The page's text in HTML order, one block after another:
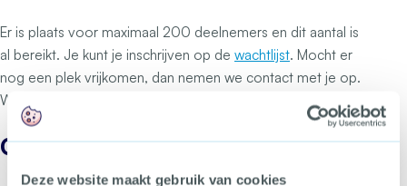
Deze website maakt gebruik van cookies
Er is plaats voor maximaal 200 deelnemers en dit aantal is
al bereikt. Je kunt je inschrijven op de wachtlijst. Mocht er
nog een plek vrijkomen, dan nemen we contact met je op.
We sturen je sowieso de film op.
Organisatie